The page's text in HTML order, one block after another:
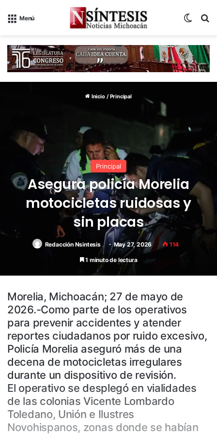
Menú
Inicio / Principal
Principal
Asegura policía Morelia
motocicletas ruidosas y
sin placas
Redacción Nsintesis May 27, 2026 114
1 minuto de lectura
Morelia, Michoacán; 27 de mayo de
2026.-Como parte de los operativos
para prevenir accidentes y atender
reportes ciudadanos por ruido excesivo,
Policía Morelia aseguró más de una
decena de motocicletas irregulares
durante un dispositivo de revisión.
El operativo se desplegó en vialidades
de las colonias Vicente Lombardo
Toledano, Unión e Ilustres
Novohispanos, zonas donde se habían